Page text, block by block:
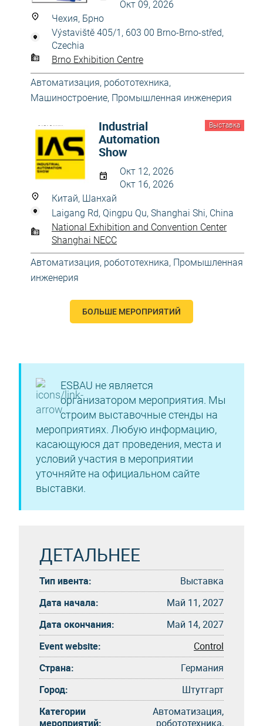
Окт 09, 2026
Чехия, Брно
Výstaviště 405/1, 603 00 Brno-Brno-střed,
Czechia
Brno Exhibition Centre
Автоматизация, робототехника,
Машиностроение, Промышленная инженерия
Выставка
Industrial
Automation
Show
Окт 12, 2026
Окт 16, 2026
Китай, Шанхай
Laigang Rd, Qingpu Qu, Shanghai Shi, China
National Exhibition and Convention Center
Shanghai NECC
Автоматизация, робототехника, Промышленная
инженерия
БОЛЬШЕ МЕРОПРИЯТИЙ
ESBAU не является
организатором мероприятия. Мы
строим выставочные стенды на
мероприятиях. Любую информацию,
касающуюся дат проведения, места и
условий участия в мероприятии
уточняйте на официальном сайте
выставки.
ДЕТАЛЬНЕЕ
Тип ивента:
Выставка
Дата начала:
Май 11, 2027
Дата окончания:
Май 14, 2027
Event website:
Control
Страна:
Германия
Город:
Штутгарт
Категории
мероприятий:
Автоматизация,
робототехника,